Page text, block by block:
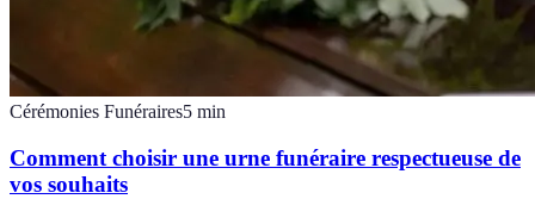
Cérémonies Funéraires5 min
Comment choisir une urne funéraire respectueuse de
vos souhaits